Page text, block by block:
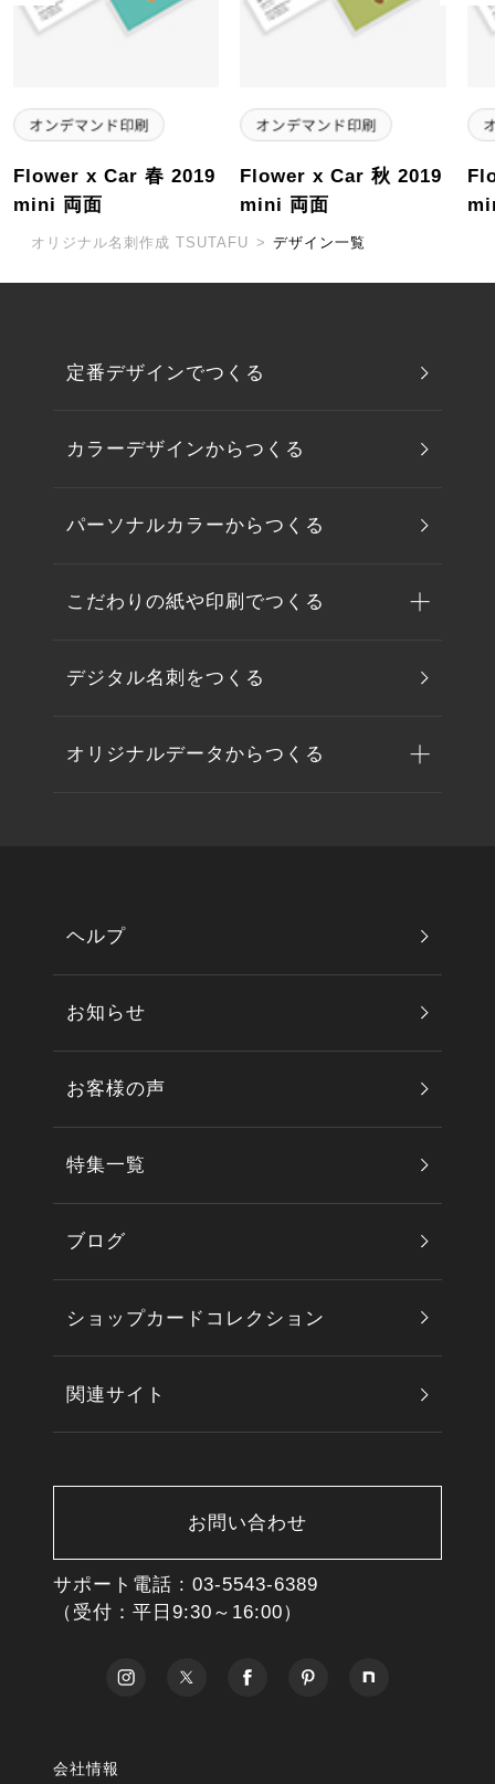
Flower x Car 春 2019
mini 両面
Flower x Car 秋 2019
mini 両面
オリジナル名刺作成 TSUTAFU > デザイン一覧
定番デザインでつくる
カラーデザインからつくる
パーソナルカラーからつくる
こだわりの紙や印刷でつくる
デジタル名刺をつくる
オリジナルデータからつくる
ヘルプ
お知らせ
お客様の声
特集一覧
ブログ
ショップカードコレクション
関連サイト
お問い合わせ
サポート電話 : 03-5543-6389
（受付：平日9:30～16:00）
会社情報